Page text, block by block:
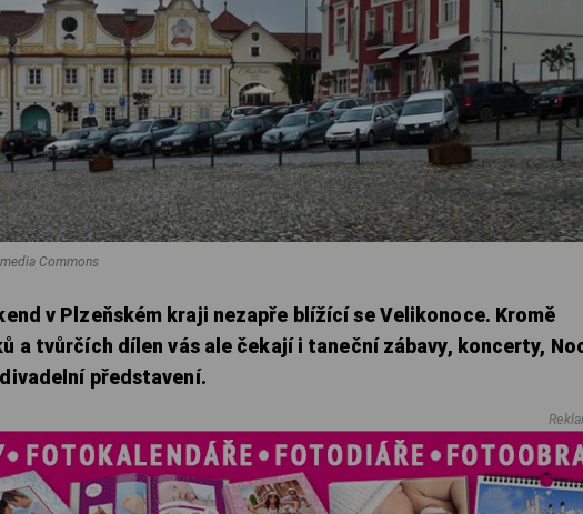
Commons
v Plzeňském kraji nezapře blížící se Velikonoce. Kromě
a tvůrčích dílen vás ale čekají i taneční zábavy, koncerty,
představení.